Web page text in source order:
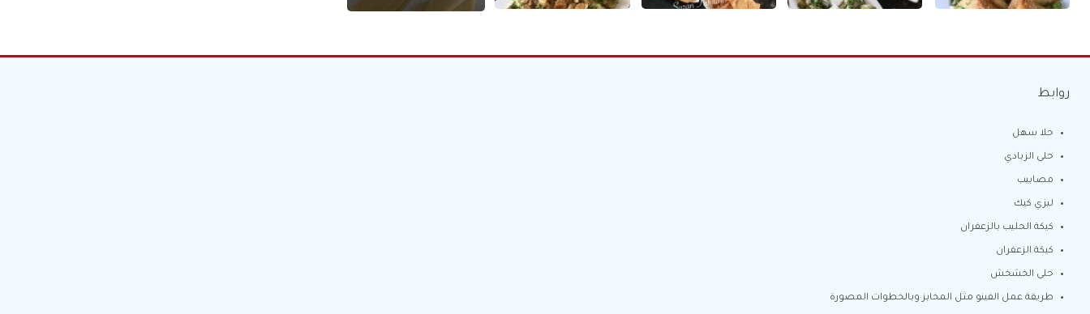
روابط
حلا سهل
حلى الزبادي
مصابيب
ليزي كيك
كيكة الحليب بالزعفران
كيكة الزعفران
حلى الخشخش
طريقة عمل الفينو مثل المخابز وبالخطوات المصورة